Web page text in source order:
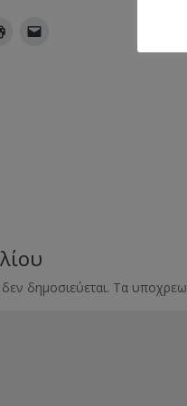
δημοσιεύεται. Τα